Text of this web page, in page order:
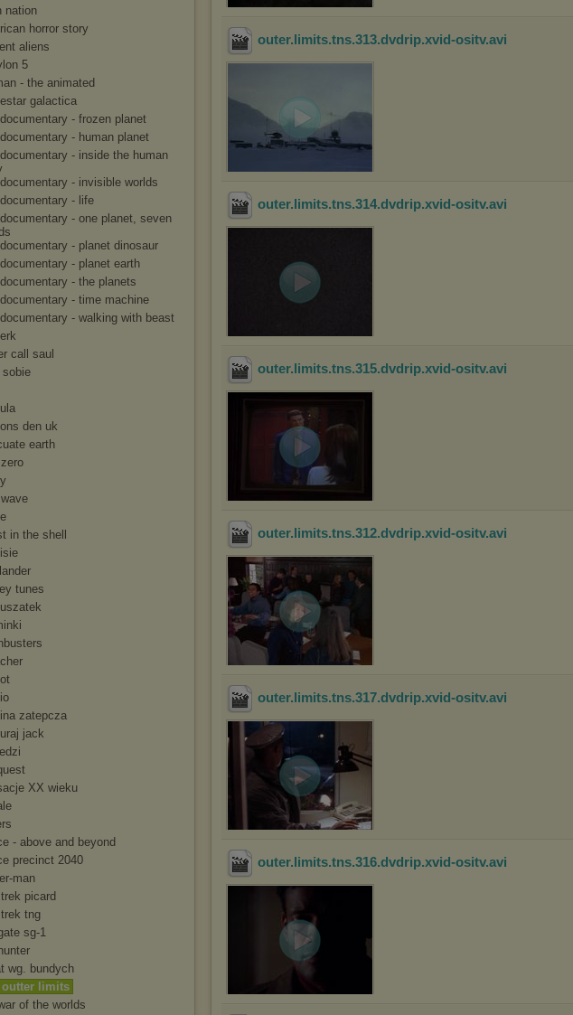
nation
horror story
aliens
5
- the animated
galactica
- frozen planet
- human planet
- inside the human
- invisible worlds
- life
- one planet, seven
- planet dinosaur
- planet earth
- the planets
- time machine
- walking with beast
call saul
sobie
den uk
earth
in the shell
tunes
zatepcza
jack
XX wieku
- above and beyond
precinct 2040
man
picard
tng
sg-1
wg. bundych
outter limits
of the worlds
outer.limits.tns.313.dvdrip.xvid-ositv.avi
outer.limits.tns.314.dvdrip.xvid-ositv.avi
outer.limits.tns.315.dvdrip.xvid-ositv.avi
outer.limits.tns.312.dvdrip.xvid-ositv.avi
outer.limits.tns.317.dvdrip.xvid-ositv.avi
outer.limits.tns.316.dvdrip.xvid-ositv.avi